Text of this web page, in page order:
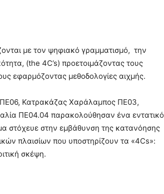
με τον ψηφιακό γραμματισμό, την
(the 4C’s) προετοιμάζοντας τους
εφαρμόζοντας μεθοδολογίες αιχμής.
ΠΕ06, Κατρακάζας Χαράλαμπος ΠΕ03,
ΠΕ04.04 παρακολούθησαν ένα εντατικό
στόχευε στην εμβάθυνση της κατανόησης
πλαισίων που υποστηρίζουν τα «4Cs»:
σκέψη.